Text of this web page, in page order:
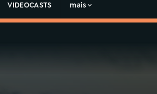
VIDEOCASTS mais